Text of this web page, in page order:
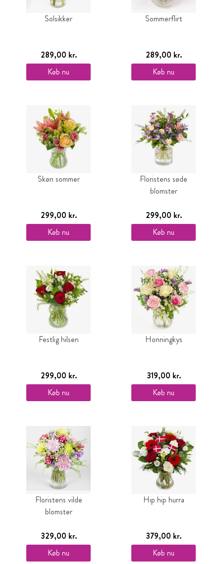
Solsikker
289,00 kr.
Køb nu
Sommerflirt
289,00 kr.
Køb nu
Skøn sommer
299,00 kr.
Køb nu
Floristens søde
blomster
299,00 kr.
Køb nu
Festlig hilsen
299,00 kr.
Køb nu
Honningkys
319,00 kr.
Køb nu
Floristens vilde
blomster
329,00 kr.
Køb nu
Hip hip hurra
379,00 kr.
Køb nu